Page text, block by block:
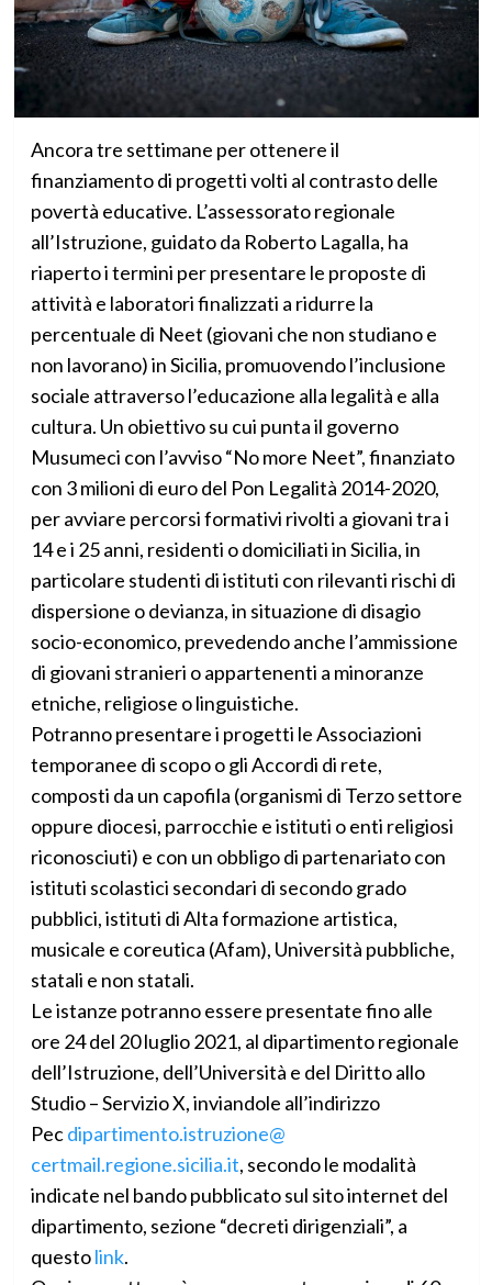
Ancora tre settimane per ottenere il
finanziamento di progetti volti al contrasto delle
povertà educative. L’assessorato regionale
all’Istruzione, guidato da Roberto Lagalla, ha
riaperto i termini per presentare le proposte di
attività e laboratori finalizzati a ridurre la
percentuale di Neet (giovani che non studiano e
non lavorano) in Sicilia, promuovendo l’inclusione
sociale attraverso l’educazione alla legalità e alla
cultura. Un obiettivo su cui punta il governo
Musumeci con l’avviso “No more Neet”, finanziato
con 3 milioni di euro del Pon Legalità 2014-2020,
per avviare percorsi formativi rivolti a giovani tra i
14 e i 25 anni, residenti o domiciliati in Sicilia, in
particolare studenti di istituti con rilevanti rischi di
dispersione o devianza, in situazione di disagio
socio-economico, prevedendo anche l’ammissione
di giovani stranieri o appartenenti a minoranze
etniche, religiose o linguistiche.
Potranno presentare i progetti le Associazioni
temporanee di scopo o gli Accordi di rete,
composti da un capofila (organismi di Terzo settore
oppure diocesi, parrocchie e istituti o enti religiosi
riconosciuti) e con un obbligo di partenariato con
istituti scolastici secondari di secondo grado
pubblici, istituti di Alta formazione artistica,
musicale e coreutica (Afam), Università pubbliche,
statali e non statali.
Le istanze potranno essere presentate fino alle
ore 24 del 20 luglio 2021, al dipartimento regionale
dell’Istruzione, dell’Università e del Diritto allo
Studio – Servizio X, inviandole all’indirizzo
Pecdipartimento.istruzione@
certmail.regione.sicilia.it, secondo le modalità
indicate nel bando pubblicato sul sito internet del
dipartimento, sezione “decreti dirigenziali”, a
questolink.